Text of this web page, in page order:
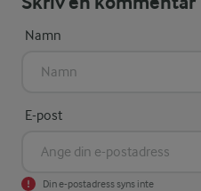
Namn
E-post
Din e-postadress syns inte